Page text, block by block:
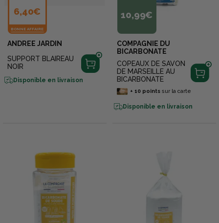
6,40€
BONNE AFFAIRE
ANDREE JARDIN
SUPPORT BLAIREAU
NOIR
Disponible en livraison
10,99€
COMPAGNIE DU
BICARBONATE
COPEAUX DE SAVON
DE MARSEILLE AU
BICARBONATE
+ 10pointssur la carte
Disponible en livraison